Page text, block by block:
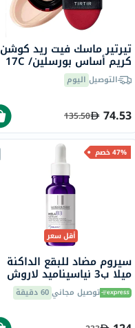
تيرتير ماسك فيت ريد كوشن
كريم أساس بورسلين/ 17C
من 18 جرامالتوصيل اليوم
74.53
135.50
47% خصم
أقل سعر
سيروم مضاد للبقع الداكنة
ميلا ب3 نياسيناميد لاروش
بوزيه، لجميع أنواع البشرة -
30 مل توصيل مجاني60 دقيقة